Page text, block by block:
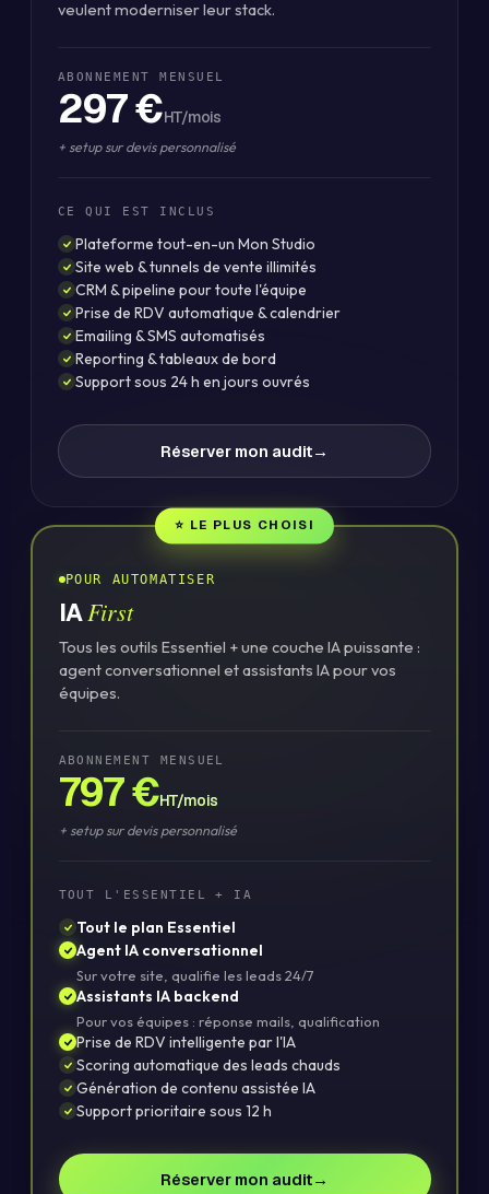
veulent moderniser leur stack.
ABONNEMENT MENSUEL
297 €HT/mois
+ setup sur devis personnalisé
CE QUI EST INCLUS
Plateforme tout-en-un Mon Studio
Site web & tunnels de vente illimités
CRM & pipeline pour toute l'équipe
Prise de RDV automatique & calendrier
Emailing & SMS automatisés
Reporting & tableaux de bord
Support sous 24 h en jours ouvrés
Réserver mon audit→
⭐ LE PLUS CHOISI
POUR AUTOMATISER
IAFirst
Tous les outils Essentiel + une couche IA puissante :
agent conversationnel et assistants IA pour vos
équipes.
ABONNEMENT MENSUEL
797 €HT/mois
+ setup sur devis personnalisé
TOUT L'ESSENTIEL + IA
Tout le plan Essentiel
Agent IA conversationnel
Sur votre site, qualifie les leads 24/7
Assistants IA backend
Pour vos équipes : réponse mails, qualification
Prise de RDV intelligente par l'IA
Scoring automatique des leads chauds
Génération de contenu assistée IA
Support prioritaire sous 12 h
Réserver mon audit→